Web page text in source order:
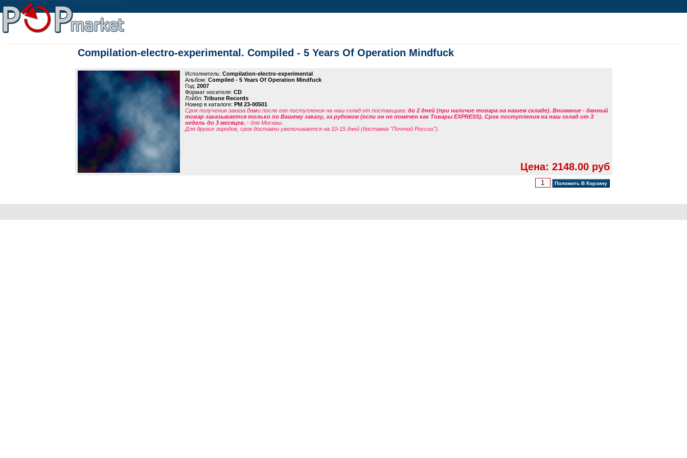
Compilation-electro-experimental. Compiled - 5 Years Of Operation Mindfuck
Исполнитель: Compilation-electro-experimental
Альбом: Compiled - 5 Years Of Operation Mindfuck
Год: 2007
Формат носителя: CD
Лэйбл: Tribune Records
Номер в каталоге: PM 23-00501
Срок получения заказа Вами после его поступления на наш склад от поставщика: до 2 дней (при наличие товара на нашем складе). Внимание - данный
товар заказывается только по Вашему заказу, за рубежом (если он не помечен как Товары EXPRESS). Срок поступления на наш склад от 3
недель до 3 месяцев. - для Москвы.
Для других городов, срок доставки увеличивается на 10-15 дней (доставка "Почтой России").
Цена: 2148.00 руб